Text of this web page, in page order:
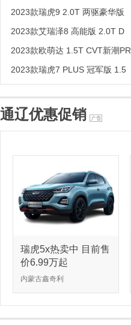
2023款瑞虎9 2.0T 两驱豪华版
2023款艾瑞泽8 高能版 2.0T D
2023款欧萌达 1.5T CVT新潮PR
2023款瑞虎7 PLUS 冠军版 1.5
通辽优惠促销
瑞虎5x热卖中 目前售
价6.99万起
内蒙古鑫奇利